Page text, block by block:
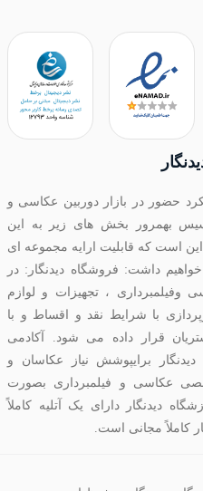
در سال 1389 با رویکرد حضور در بازار دوربین عکاسی و
بهمرور بخش های زیر به این
است که قابلیت ارایه مجموعه ای
داشت: فروشگاه دیدنگار: در
وفیلمبرداری ، تجهیزات و لوازم
با شرایط نقد و اقساط و با
قرار داده می شود. آکادمی
برایپوشش نیاز عکاسان و
عکاسی و فیلمبرداری بصورت
دیدنگار دارای یک آتلیه کاملاً
کاملاً مجانی است.